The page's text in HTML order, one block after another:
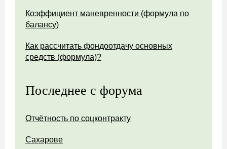
Коэффициент маневренности (формула по
балансу)
Как рассчитать фондоотдачу основных
средств (формула)?
Последнее с форума
Отчётность по соцконтракту
Сахарове